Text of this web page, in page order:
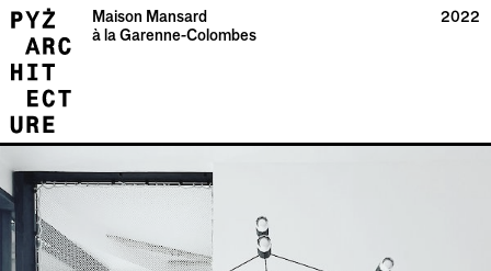
Maison Mansard
à la Garenne-Colombes
2022